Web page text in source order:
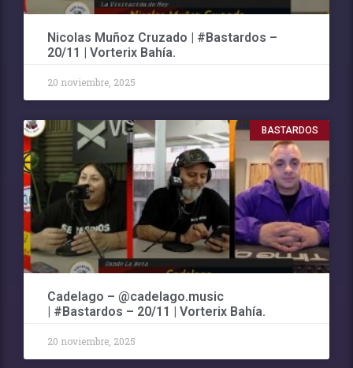
Nicolas Muñoz Cruzado | #Bastardos –
20/11 | Vorterix Bahía.
20 noviembre, 2025
BASTARDOS
Cadelago – @cadelago.music
| #Bastardos – 20/11 | Vorterix Bahía.
20 noviembre, 2025